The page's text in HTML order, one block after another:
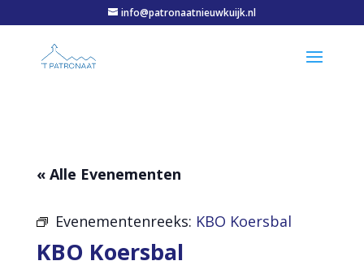
info@patronaatnieuwkuijk.nl
« Alle Evenementen
Evenementenreeks: KBO Koersbal
KBO Koersbal